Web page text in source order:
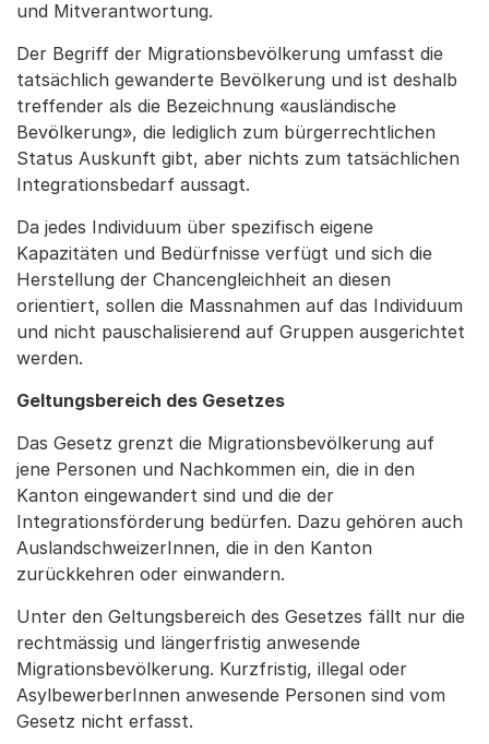
und Mitverantwortung.
Der Begriff der Migrationsbevölkerung umfasst die
tatsächlich gewanderte Bevölkerung und ist deshalb
treffender als die Bezeichnung «ausländische
Bevölkerung», die lediglich zum bürgerrechtlichen
Status Auskunft gibt, aber nichts zum tatsächlichen
Integrationsbedarf aussagt.
Da jedes Individuum über spezifisch eigene
Kapazitäten und Bedürfnisse verfügt und sich die
Herstellung der Chancengleichheit an diesen
orientiert, sollen die Massnahmen auf das Individuum
und nicht pauschalisierend auf Gruppen ausgerichtet
werden.
Geltungsbereich des Gesetzes
Das Gesetz grenzt die Migrationsbevölkerung auf
jene Personen und Nachkommen ein, die in den
Kanton eingewandert sind und die der
Integrationsförderung bedürfen. Dazu gehören auch
AuslandschweizerInnen, die in den Kanton
zurückkehren oder einwandern.
Unter den Geltungsbereich des Gesetzes fällt nur die
rechtmässig und längerfristig anwesende
Migrationsbevölkerung. Kurzfristig, illegal oder
AsylbewerberInnen anwesende Personen sind vom
Gesetz nicht erfasst.